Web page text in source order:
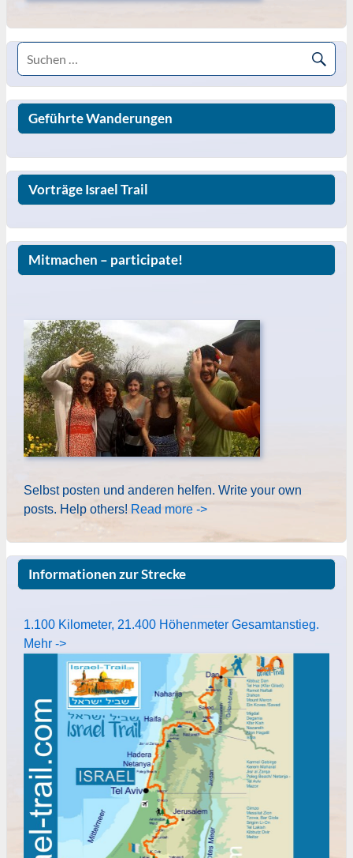
Geführte Wanderungen
Vorträge Israel Trail
Mitmachen – participate!
Selbst posten und anderen helfen. Write your own
posts. Help others! Read more ->
Informationen zur Strecke
1.100 Kilometer, 21.400 Höhenmeter Gesamtanstieg.
Mehr ->